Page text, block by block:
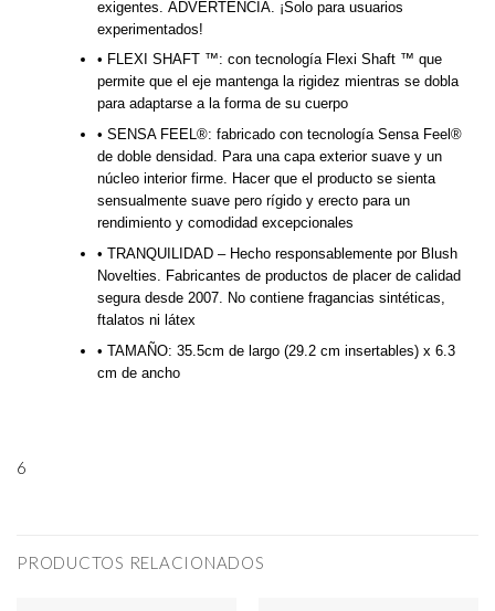
exigentes. ADVERTENCIA. ¡Solo para usuarios
experimentados!
• FLEXI SHAFT ™: con tecnología Flexi Shaft ™ que
permite que el eje mantenga la rigidez mientras se dobla
para adaptarse a la forma de su cuerpo
• SENSA FEEL®: fabricado con tecnología Sensa Feel®
de doble densidad. Para una capa exterior suave y un
núcleo interior firme. Hacer que el producto se sienta
sensualmente suave pero rígido y erecto para un
rendimiento y comodidad excepcionales
• TRANQUILIDAD – Hecho responsablemente por Blush
Novelties. Fabricantes de productos de placer de calidad
segura desde 2007. No contiene fragancias sintéticas,
ftalatos ni látex
• TAMAÑO: 35.5cm de largo (29.2 cm insertables) x 6.3
cm de ancho
6
PRODUCTOS RELACIONADOS